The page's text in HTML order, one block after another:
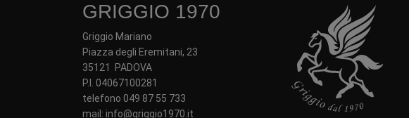
GRIGGIO 1970
Griggio Mariano
Piazza degli Eremitani, 23
35121 PADOVA
P.I. 04067100281
telefono 049 87 55 733
mail: info@griggio1970.it